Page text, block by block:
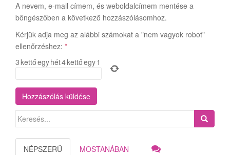
A nevem, e-mail címem, és weboldalcímem mentése a
böngészőben a következő hozzászólásomhoz.
Kérjük adja meg az alábbi számokat a "nem vagyok robot"
ellenőrzéshez: *
3kettőegyhét4kettőegy1
Search
NÉPSZERŰ MOSTANÁBAN